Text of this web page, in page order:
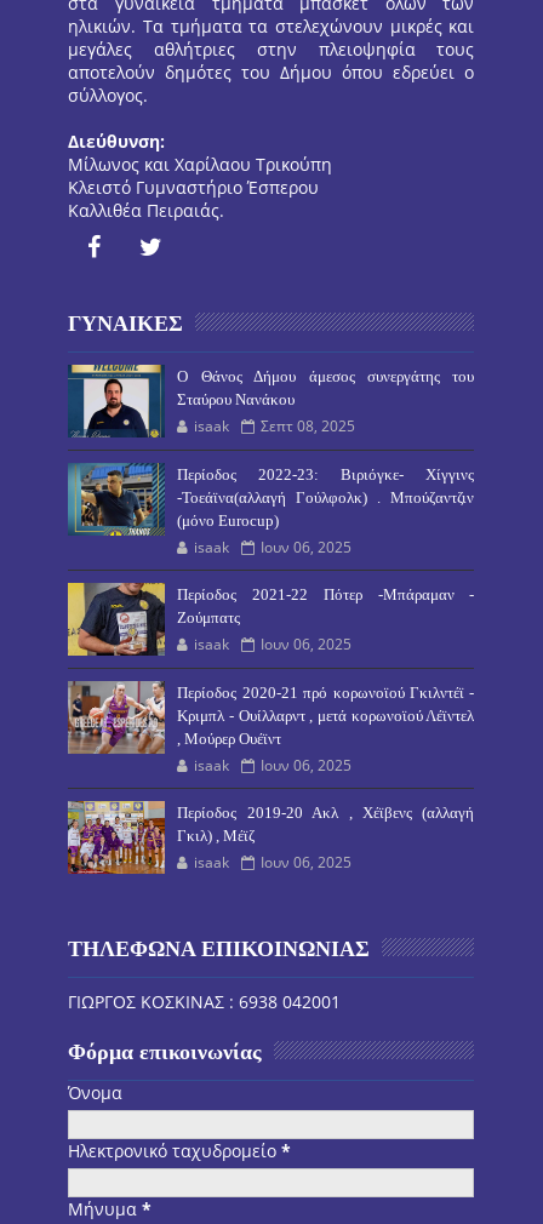
ηλικιών. Τα τμήματα τα στελεχώνουν μικρές και
μεγάλες αθλήτριες στην πλειοψηφία τους
αποτελούν δημότες του Δήμου όπου εδρεύει ο
σύλλογος.
Διεύθυνση:
Μίλωνος και Χαρίλαου Τρικούπη
Κλειστό Γυμναστήριο Έσπερου
Καλλιθέα Πειραιάς.
ΓΥΝΑΙΚΕΣ
O Θάνος Δήμου άμεσος συνεργάτης του
Σταύρου Νανάκου
isaak Σεπτ 08, 2025
Περίοδος 2022-23: Βιριόγκε- Χίγγινς
-Τοεάϊνα(αλλαγή Γούλφολκ) . Μπούζαντζιν
(μόνο Eurocup)
isaak Ιουν 06, 2025
Περίοδος 2021-22 Πότερ -Μπάραμαν -
Ζούμπατς
isaak Ιουν 06, 2025
Περίοδος 2020-21 πρό κορωνοϊού Γκιλντέϊ -
Κριμπλ - Ουίλλαρντ , μετά κορωνοϊού Λέϊντελ
, Μούρερ Ουέϊντ
isaak Ιουν 06, 2025
Περίοδος 2019-20 Ακλ , Χέϊβενς (αλλαγή
Γκιλ) , Μέϊζ
isaak Ιουν 06, 2025
ΤΗΛΕΦΩΝΑ ΕΠΙΚΟΙΝΩΝΙΑΣ
ΓΙΩΡΓΟΣ ΚΟΣΚΙΝΑΣ : 6938 042001
Φόρμα επικοινωνίας
Όνομα
Ηλεκτρονικό ταχυδρομείο*
Μήνυμα*